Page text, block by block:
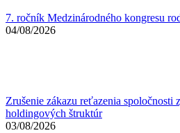
7. ročník Medzinárodného kongresu
04/08/2026
Zrušenie zákazu reťazenia spoločnosti
holdingových štruktúr
03/08/2026